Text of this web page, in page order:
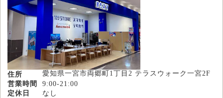
住所
愛知県一宮市両郷町1丁目2 テラスウォーク一宮2F
営業時間
9:00-21:00
定休日
なし